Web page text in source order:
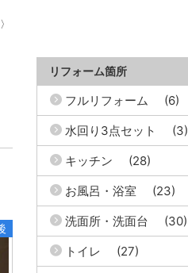
リフォーム箇所
フルリフォーム
(6)
水回り3点セット
(3)
キッチン
(28)
お風呂・浴室
(23)
洗面所・洗面台
(30)
トイレ
(27)